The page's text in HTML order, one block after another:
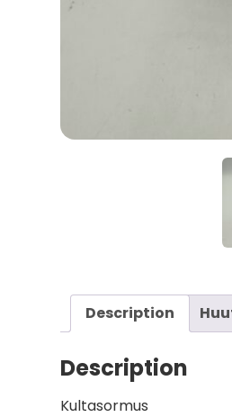
Description
Description
Kultasormus